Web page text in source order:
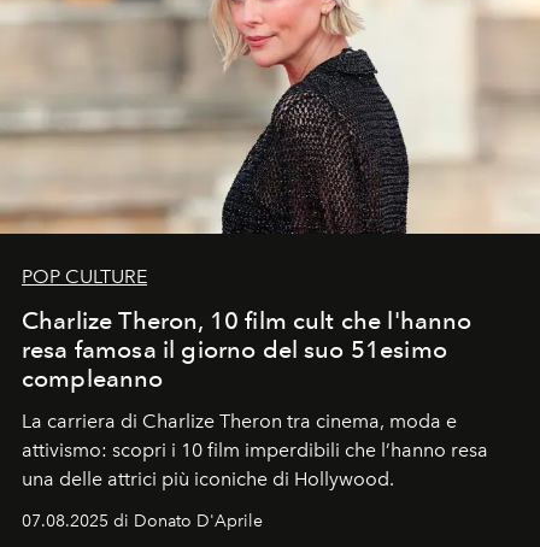
POP CULTURE
Charlize Theron, 10 film cult che l'hanno
resa famosa il giorno del suo 51esimo
compleanno
La carriera di Charlize Theron tra cinema, moda e
attivismo: scopri i 10 film imperdibili che l’hanno resa
una delle attrici più iconiche di Hollywood.
07.08.2025 di Donato D'Aprile